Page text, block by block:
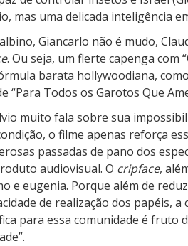
mas uma delicada inteligência
Giancarlo não é mudo,
. Ou seja, um flerte capenga com
barata hollywoodiana,
“Para Todos os Garotos Que
muito fala sobre sua
o filme apenas reforça
passadas de pano dos
audiovisual. O cripface,
e eugenia. Porque além de
de realização dos papéis,
para essa comunidade é fruto